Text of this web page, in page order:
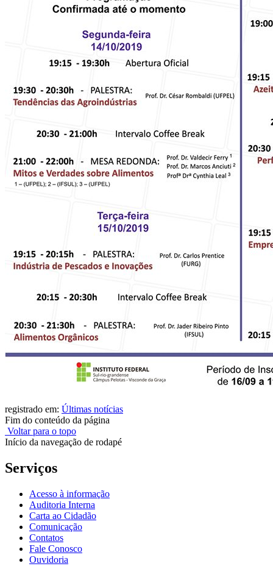
registrado em: Últimas notícias
Fim do conteúdo da página
Voltar para o topo
Início da navegação de rodapé
Serviços
Acesso à informação
Auditoria Interna
Carta ao Cidadão
Comunicação
Contatos
Fale Conosco
Ouvidoria